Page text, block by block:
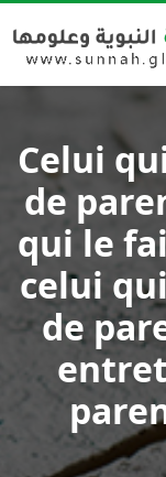
Celui
de
qui le
celui
de